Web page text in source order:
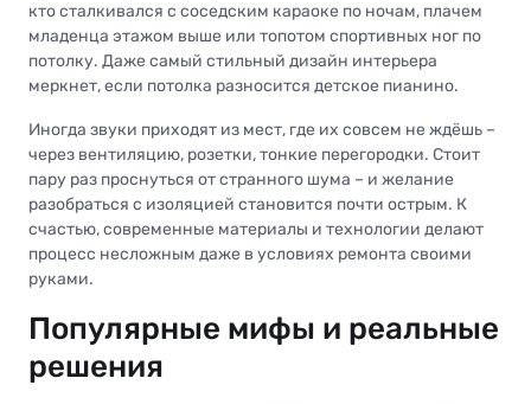
кто сталкивался с соседским караоке по ночам, плачем
младенца этажом выше или топотом спортивных ног по
потолку. Даже самый стильный дизайн интерьера
меркнет, если потолка разносится детское пианино.
Иногда звуки приходят из мест, где их совсем не ждёшь –
через вентиляцию, розетки, тонкие перегородки. Стоит
пару раз проснуться от странного шума – и желание
разобраться с изоляцией становится почти острым. К
счастью, современные материалы и технологии делают
процесс несложным даже в условиях ремонта своими
руками.
Популярные мифы и реальные
решения